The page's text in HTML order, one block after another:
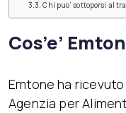
Chi puo’ sottoporsi al
Cos’e’
Emtone ha ricevuto
Agenzia per